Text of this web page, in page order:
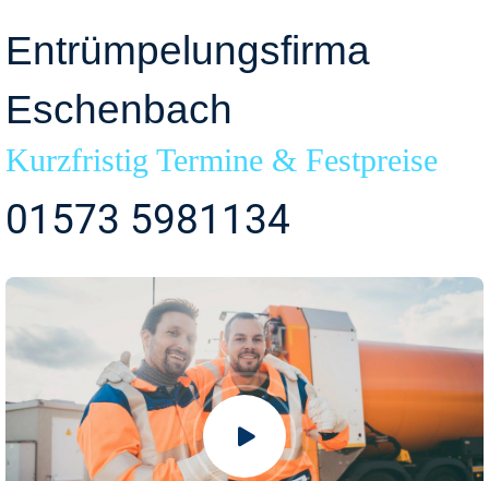
Entrümpelungsfirma
Eschenbach
Kurzfristig Termine & Festpreise
01573 5981134